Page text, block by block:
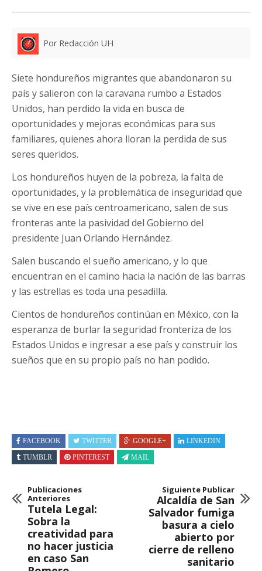
Por Redacción UH
Siete hondureños migrantes que abandonaron su
país y salieron con la caravana rumbo a Estados
Unidos, han perdido la vida en busca de
oportunidades y mejoras económicas para sus
familiares, quienes ahora lloran la perdida de sus
seres queridos.
Los hondureños huyen de la pobreza, la falta de
oportunidades, y la problemática de inseguridad que
se vive en ese país centroamericano, salen de sus
fronteras ante la pasividad del Gobierno del
presidente Juan Orlando Hernández.
Salen buscando el sueño americano, y lo que
encuentran en el camino hacia la nación de las barras
y las estrellas es toda una pesadilla.
Cientos de hondureños continúan en México, con la
esperanza de burlar la seguridad fronteriza de los
Estados Unidos e ingresar a ese país y construir los
sueños que en su propio país no han podido.
FACEBOOK TWITTER GOOGLE+
LINKEDIN
TUMBLR
PINTEREST MAIL
Publicaciones
Anteriores
Tutela Legal:
Sobra la
creatividad para
no hacer justicia
en caso San
Siguiente Publicar
Alcaldía de San
Salvador fumiga
basura a cielo
abierto por
cierre de relleno
sanitario